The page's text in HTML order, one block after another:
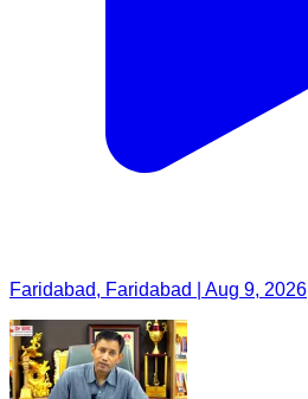
Faridabad, Faridabad | Aug 9, 2026